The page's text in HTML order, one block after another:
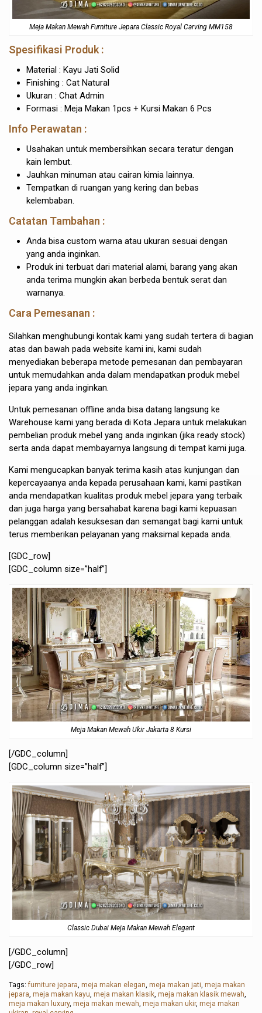
Meja Makan Mewah Furniture Jepara Classic Royal Carving MM158
Spesifikasi Produk :
Material : Kayu Jati Solid
Finishing : Cat Natural
Ukuran : Chat Admin
Formasi : Meja Makan 1pcs + Kursi Makan 6 Pcs
Info Perawatan :
Usahakan untuk membersihkan secara teratur dengan
kain lembut.
Jauhkan minuman atau cairan kimia lainnya.
Tempatkan di ruangan yang kering dan bebas
kelembaban.
Catatan Tambahan :
Anda bisa custom warna atau ukuran sesuai dengan
yang anda inginkan.
Produk ini terbuat dari material alami, barang yang akan
anda terima mungkin akan berbeda bentuk serat dan
warnanya.
Cara Pemesanan :
Silahkan menghubungi kontak kami yang sudah tertera di bagian
atas dan bawah pada website kami ini, kami sudah
menyediakan beberapa metode pemesanan dan pembayaran
untuk memudahkan anda dalam mendapatkan produk mebel
jepara yang anda inginkan.
Untuk pemesanan offline anda bisa datang langsung ke
Warehouse kami yang berada di Kota Jepara untuk melakukan
pembelian produk mebel yang anda inginkan (jika ready stock)
serta anda dapat membayarnya langsung di tempat kami juga.
Kami mengucapkan banyak terima kasih atas kunjungan dan
kepercayaanya anda kepada perusahaan kami, kami pastikan
anda mendapatkan kualitas produk mebel jepara yang terbaik
dan juga harga yang bersahabat karena bagi kami kepuasan
pelanggan adalah kesuksesan dan semangat bagi kami untuk
terus memberikan pelayanan yang maksimal kepada anda.
[GDC_row]
[GDC_column size=”half”]
Meja Makan Mewah Ukir Jakarta 8 Kursi
[/GDC_column]
[GDC_column size=”half”]
Classic Dubai Meja Makan Mewah Elegant
[/GDC_column]
[/GDC_row]
Tags:furniture jepara meja makan elegan meja makan jati meja makan
jepara meja makan kayu meja makan klasik meja makan klasik mewah
meja makan luxury, meja makan mewah meja makan ukir, meja makan